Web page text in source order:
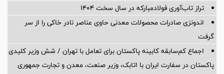
تراز تاب‌آوری فولادمبارکه در سال سخت ۱۴۰۴
اندونزی صادرات محصولات معدنی حاوی عناصر نادر خاکی را از سر
گرفت
اجماع کم‌سابقه کابینه پاکستان برای تعامل با تهران / شش وزیر کلیدی
پاکستان در سفارت ایران با اتابک، وزیر صنعت، معدن و تجارت جمهوری